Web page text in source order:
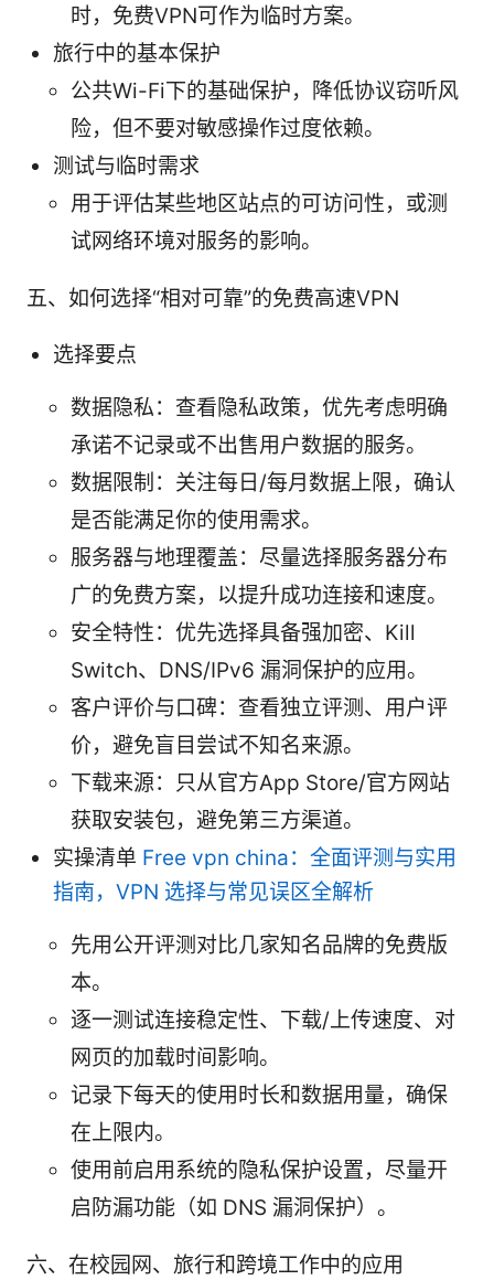
时，免费VPN可作为临时方案。
旅行中的基本保护
公共Wi-Fi下的基础保护，降低协议窃听风
险，但不要对敏感操作过度依赖。
测试与临时需求
用于评估某些地区站点的可访问性，或测
试网络环境对服务的影响。
五、如何选择“相对可靠”的免费高速VPN
选择要点
数据隐私：查看隐私政策，优先考虑明确
承诺不记录或不出售用户数据的服务。
数据限制：关注每日/每月数据上限，确认
是否能满足你的使用需求。
服务器与地理覆盖：尽量选择服务器分布
广的免费方案，以提升成功连接和速度。
安全特性：优先选择具备强加密、Kill
Switch、DNS/IPv6 漏洞保护的应用。
客户评价与口碑：查看独立评测、用户评
价，避免盲目尝试不知名来源。
下载来源：只从官方App Store/官方网站
获取安装包，避免第三方渠道。
实操清单 Free vpn china：全面评测与实用
指南，VPN 选择与常见误区全解析
先用公开评测对比几家知名品牌的免费版
本。
逐一测试连接稳定性、下载/上传速度、对
网页的加载时间影响。
记录下每天的使用时长和数据用量，确保
在上限内。
使用前启用系统的隐私保护设置，尽量开
启防漏功能（如 DNS 漏洞保护）。
六、在校园网、旅行和跨境工作中的应用